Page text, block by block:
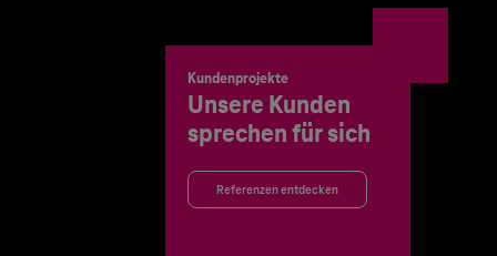
Kundenprojekte
Unsere Kunden
sprechen für sich
Referenzen entdecken